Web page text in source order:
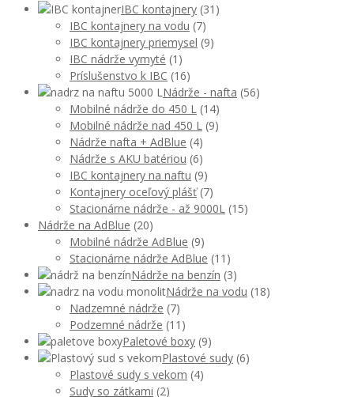
IBC kontajnery (31)
IBC kontajnery na vodu (7)
IBC kontajnery priemysel (9)
IBC nádrže vymyté (1)
Príslušenstvo k IBC (16)
Nádrže - nafta (56)
Mobilné nádrže do 450 L (14)
Mobilné nádrže nad 450 L (9)
Nádrže nafta + AdBlue (4)
Nádrže s AKU batériou (6)
IBC kontajnery na naftu (9)
Kontajnery oceľový plášť (7)
Stacionárne nádrže - až 9000L (15)
Nádrže na AdBlue (20)
Mobilné nádrže AdBlue (9)
Stacionárne nádrže AdBlue (11)
Nádrže na benzín (3)
Nádrže na vodu (18)
Nadzemné nádrže (7)
Podzemné nádrže (11)
Paletové boxy (9)
Plastové sudy (6)
Plastové sudy s vekom (4)
Sudy so zátkami (2)